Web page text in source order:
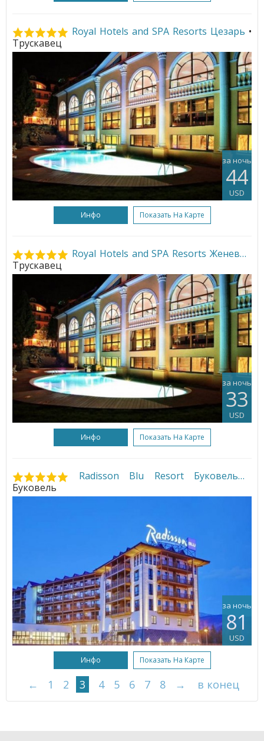
Royal Hotels and SPA Resorts Цезарь •
Трускавец
за ночь
44
USD
Инфо Показать На Карте
Royal Hotels and SPA Resorts Женева
Трускавец
за ночь
33
USD
Инфо Показать На Карте
Radisson Blu Resort Буковель
Буковель
за ночь
81
USD
Инфо Показать На Карте
← 1 2 3 4 5 6 7 8 → в конец